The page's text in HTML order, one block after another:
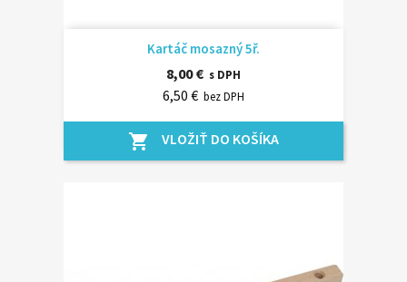
Kartáč mosazný 5ř.
8,00 € s DPH
6,50 € bez DPH
shopping_cart VLOŽIŤ DO KOŠÍKA